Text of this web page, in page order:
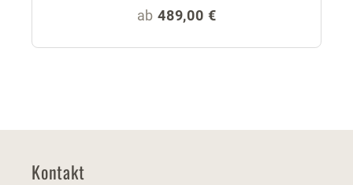
Regulärer Preis:
ab 489,00 €
Kontakt